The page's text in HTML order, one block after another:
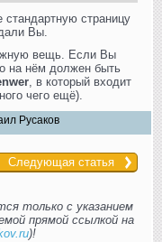
страницу
Вы.
вещь. Если Вы
на нём должен быть
, в который входит
чего ещё).
Русаков
Следующая статья
только с указанием
прямой ссылкой на
)!